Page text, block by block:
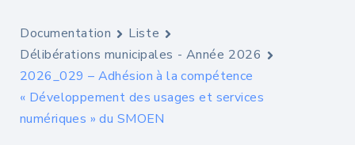
Documentation
Liste
Délibérations municipales - Année 2026
2026_029 – Adhésion à la compétence
« Développement des usages et services
numériques » du SMOEN